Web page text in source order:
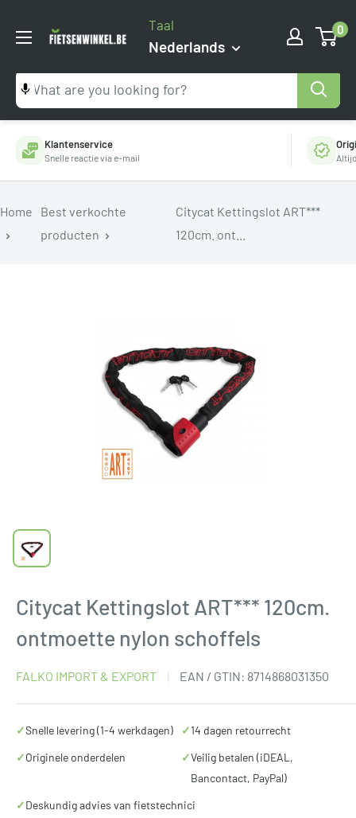
naar
Fietsenwinkel.be
Taal
Nederlands
0
Klantenservice
Snelle reactie via e-mail
Home
Best verkochte
producten
Citycat Kettingslot ART***
120cm. ont...
Citycat Kettingslot ART*** 120cm.
ontmoette nylon schoffels
FALKO IMPORT & EXPORT EAN / GTIN: 8714868031350
✓Snelle levering (1-4 werkdagen) ✓14 dagen retourrecht
✓Originele onderdelen ✓Veilig betalen (iDEAL,
Bancontact, PayPal)
✓Deskundig advies van fietstechnici